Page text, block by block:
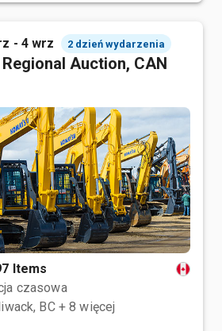
- 4 wrz 2 dzień wydarzenia
Regional Auction, CAN
Items
czasowa
BC + 8 więcej